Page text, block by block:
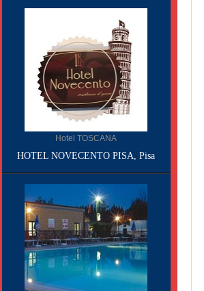
Hotel TOSCANA
HOTEL NOVECENTO PISA, Pisa